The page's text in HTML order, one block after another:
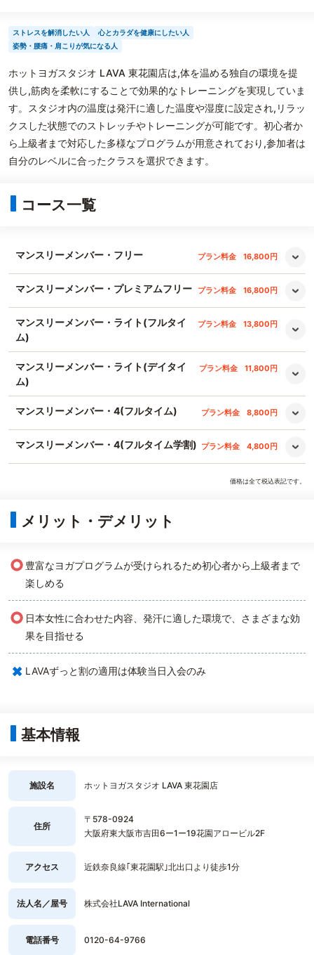
ストレスを解消したい人
心とカラダを健康にしたい人
姿勢・腰痛・肩こりが気になる人
ホットヨガスタジオ LAVA 東花園店は,体を温める独自の環境を提
供し,筋肉を柔軟にすることで効果的なトレーニングを実現していま
す。スタジオ内の温度は発汗に適した温度や湿度に設定され,リラッ
クスした状態でのストレッチやトレーニングが可能です。初心者か
ら上級者まで対応した多様なプログラムが用意されており,参加者は
自分のレベルに合ったクラスを選択できます。
コース一覧
マンスリーメンバー・フリー プラン料金 16,800円
マンスリーメンバー・プレミアムフリー プラン料金 16,800円
マンスリーメンバー・ライト(フルタイ
ム)
プラン料金 13,800円
マンスリーメンバー・ライト(デイタイ
ム)
プラン料金 11,800円
マンスリーメンバー・4(フルタイム) プラン料金 8,800円
マンスリーメンバー・4(フルタイム学割) プラン料金 4,800円
価格は全て税込表記です。
メリット・デメリット
○ 豊富なヨガプログラムが受けられるため初心者から上級者まで
楽しめる
○ 日本女性に合わせた内容、発汗に適した環境で、さまざまな効
果を目指せる
× LAVAずっと割の適用は体験当日入会のみ
基本情報
施設名 ホットヨガスタジオ LAVA 東花園店
住所
〒578-0924
大阪府東大阪市吉田6ー1ー19花園アロービル2F
アクセス 近鉄奈良線｢東花園駅｣北出口より徒歩1分
法人名／屋号 株式会社LAVA International
電話番号 0120-64-9766